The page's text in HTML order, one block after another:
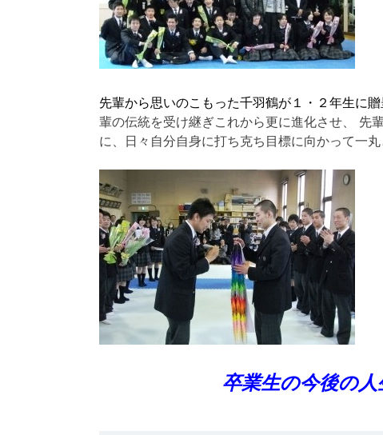
先輩から思いのこもった千羽鶴が１・２年生に贈
輩の伝統を受け継ぎこれから更に進化させ、 先
に、日々自分自身に打ち克ち目標に向かって一丸
卒業生の今後の人